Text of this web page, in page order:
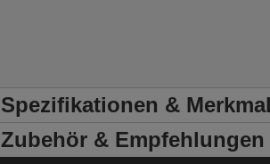
Spezifikationen &
Zubehör & Empfehlungen